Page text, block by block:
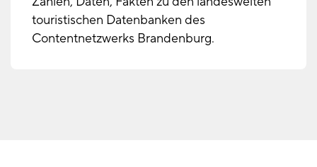
touristischen Datenbanken des
Contentnetzwerks Brandenburg.